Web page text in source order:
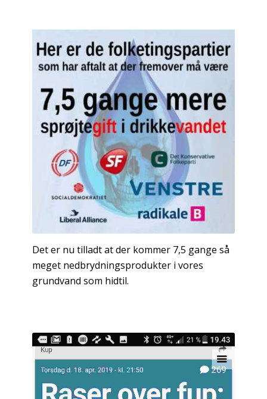
Det er nu tilladt at der kommer 7,5 gange så
meget nedbrydningsprodukter i vores
grundvand som hidtil.